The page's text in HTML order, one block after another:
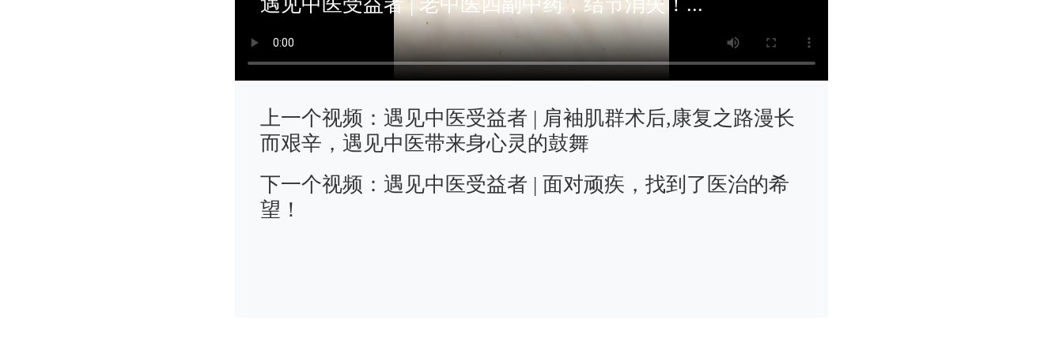
上一个视频： 遇见中医受益者 | 肩袖肌群术后,康复之路漫长
而艰辛，遇见中医带来身心灵的鼓舞
下一个视频： 遇见中医受益者 | 面对顽疾，找到了医治的希
望！